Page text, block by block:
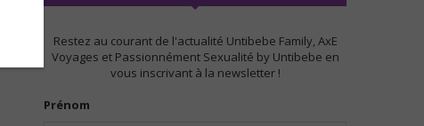
Restez au courant de l'actualité Untibebe Family, AxE
Voyages et Passionnément Sexualité by Untibebe en
vous inscrivant à la newsletter !
Prénom